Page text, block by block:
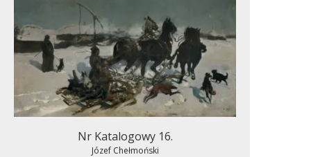
Nr Katalogowy 16.
Józef Chełmoński